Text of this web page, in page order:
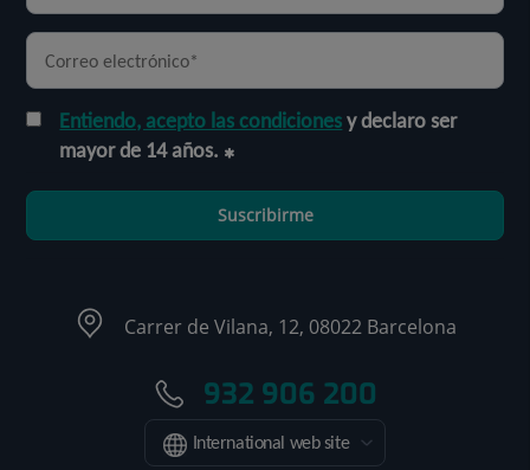
Entiendo, acepto las condicionesy declaro ser
mayor de 14 años.
Suscribirme
Carrer de Vilana, 12, 08022 Barcelona
932 906 200
International web site